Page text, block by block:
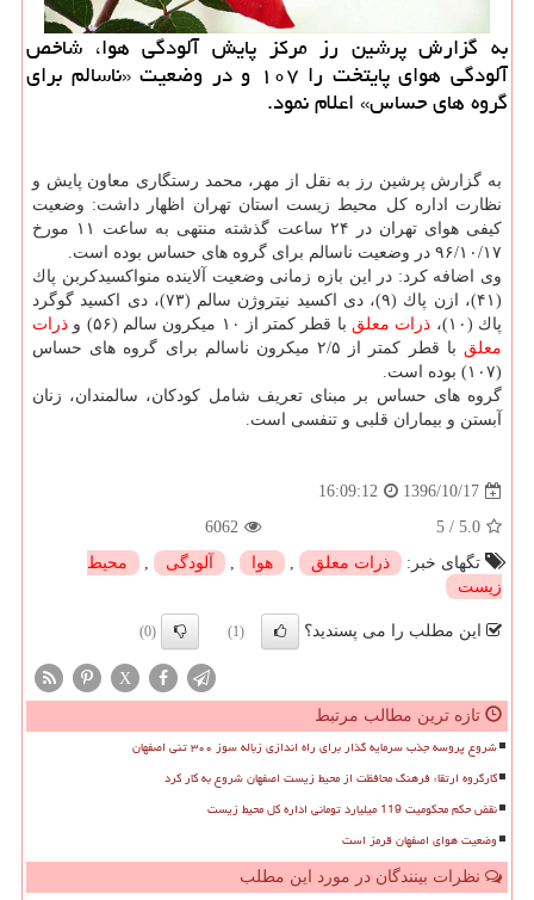
به گزارش پرشین رز مركز پایش آلودگی هوا، شاخص
آلودگی هوای پایتخت را ۱۰۷ و در وضعیت «ناسالم برای
گروه های حساس» اعلام نمود.
به گزارش پرشین رز به نقل از مهر، محمد رستگاری معاون پایش و
نظارت اداره كل محیط زیست استان تهران اظهار داشت: وضعیت
كیفی هوای تهران در ۲۴ ساعت گذشته منتهی به ساعت ۱۱ مورخ
۹۶/۱۰/۱۷ در وضعیت ناسالم برای گروه های حساس بوده است.
وی اضافه كرد: در این بازه زمانی وضعیت آلاینده منواكسیدكربن پاك
(۴۱)، ازن پاك (۹)، دی اكسید نیتروژن سالم (۷۳)، دی اكسید گوگرد
پاك (۱۰)،
ذرات معلق با قطر كمتر از ۱۰ میكرون سالم (۵۶) و
ذرات
معلق
با قطر كمتر از ۲/۵ میكرون ناسالم برای گروه های حساس
(۱۰۷) بوده است.
گروه های حساس بر مبنای تعریف شامل كودكان، سالمندان، زنان
آبستن و بیماران قلبی و تنفسی است.
1396/10/17
16:09:12
5.0
/
5
6062
تگهای خبر:
ذرات معلق , هوا , آلودگی ,
محیط
زیست
این مطلب را می پسندید؟ (1)
(0)
X
تازه ترین مطالب مرتبط
شروع پروسه جذب سرمایه گذار برای راه اندازی زباله سوز ۳۰۰ تنی اصفهان
کارگروه ارتقاء فرهنگ محافظت از محیط زیست اصفهان شروع به کار کرد
نقض حکم محکومیت 119 میلیارد تومانی اداره کل محیط زیست
وضعیت هوای اصفهان قرمز است
نظرات بینندگان در مورد این مطلب